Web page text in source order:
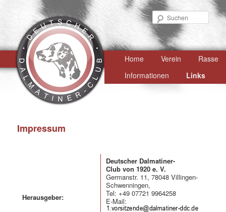
Hauptmenü
Zum
primären
Home Verein
Rasse
Informationen
Links
Impressum
Herausgeber:
Deutscher Dalmatiner-
Club von 1920 e. V.
Germanstr. 11, 78048 Villingen-
Schwenningen,
Tel: +49 07721 9964258
E-Mail: